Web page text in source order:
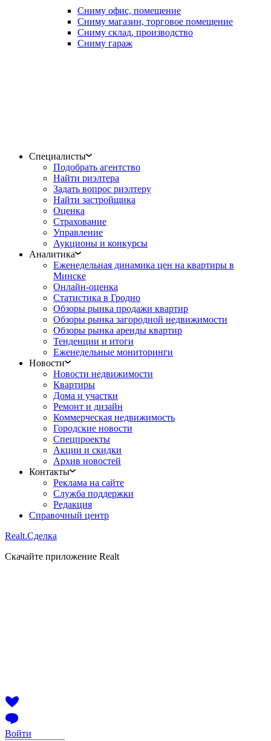
Сниму офис, помещение
Сниму магазин, торговое помещение
Сниму склад, производство
Сниму гараж
Специалисты
Подобрать агентство
Найти риэлтера
Задать вопрос риэлтеру
Найти застройщика
Оценка
Страхование
Управление
Аукционы и конкурсы
Аналитика
Еженедельная динамика цен на квартиры в
Минске
Онлайн-оценка
Статистика в Гродно
Обзоры рынка продажи квартир
Обзоры рынка загородной недвижимости
Обзоры рынка аренды квартир
Тенденции и итоги
Еженедельные мониторинги
Новости
Новости недвижимости
Квартиры
Дома и участки
Ремонт и дизайн
Коммерческая недвижимость
Городские новости
Спецпроекты
Акции и скидки
Архив новостей
Контакты
Реклама на сайте
Служба поддержки
Редакция
Справочный центр
Realt.Сделка
Скачайте приложение Realt
Войти